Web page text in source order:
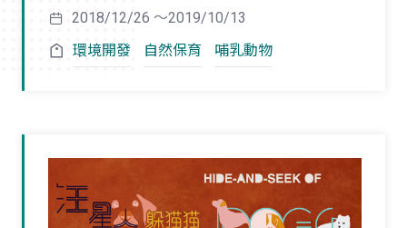
2018/12/26 ～2019/10/13
環境開發
自然保育 哺乳動物